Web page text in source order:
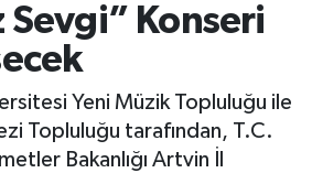
Sevgi” Konseri
Yeni Müzik Topluluğu ile
Topluluğu tarafından, T.C.
Bakanlığı Artvin İl